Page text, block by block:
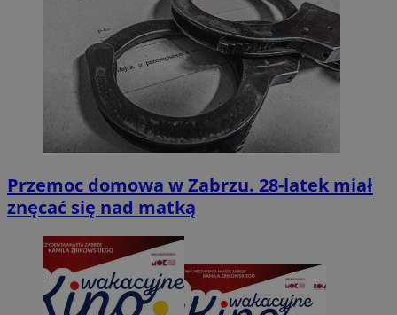
Przemoc domowa w Zabrzu. 28-latek miał
znęcać się nad matką